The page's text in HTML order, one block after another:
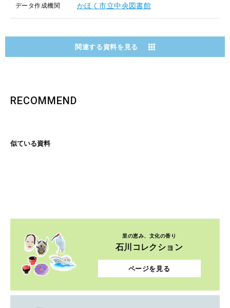
データ作成機関 かほく市立中央図書館
関連する資料を見る
RECOMMEND
似ている資料
里の恵み、文化の香り
石川コレクション
ページを見る